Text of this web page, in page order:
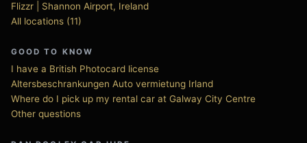
Flizzr | Shannon Airport, Ireland
All locations (11)
GOOD TO KNOW
I have a British Photocard license
Altersbeschrankungen Auto vermietung Irland
Where do I pick up my rental car at Galway City Centre
Other questions